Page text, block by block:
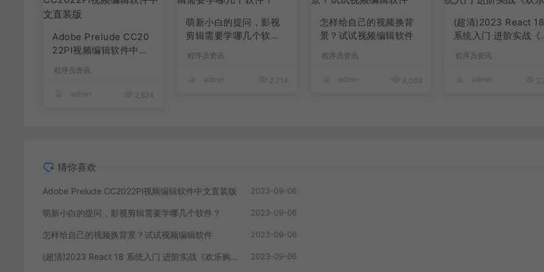
Adobe Prelude CC20
22Pl视频编辑软件中文
程序员资讯
admin 2,624
萌新小白的提问，影视
剪辑需要学哪几个软
程序员资讯
admin 2,714
怎样给自己的视频换背
景？试试视频编辑软件
程序员资讯
admin 3,069
(超清)2023 React 18
系统入门 进阶实战《
程序员资讯
admin
猜你喜欢
Adobe Prelude CC2022Pl视频编辑软件中文直装版 2023-09-06
萌新小白的提问，影视剪辑需要学哪几个软件？ 2023-09-06
怎样给自己的视频换背景？试试视频编辑软件 2023-09-06
(超清)2023 React 18 系统入门 进阶实战《欢乐购》 2023-09-06